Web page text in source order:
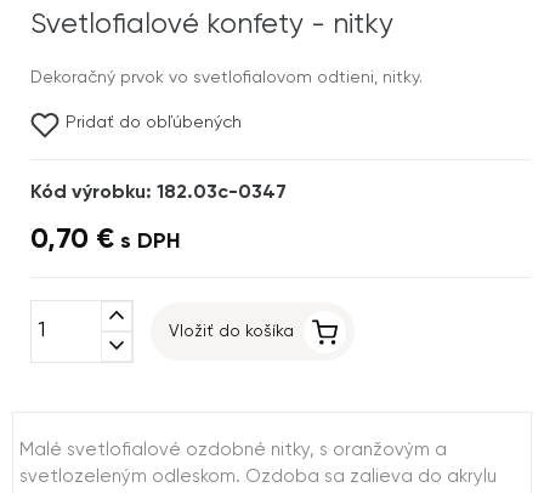
Svetlofialové konfety - nitky
Dekoračný prvok vo svetlofialovom odtieni, nitky.
Pridať do obľúbených
Kód výrobku: 182.03c-0347
0,70 € s DPH
expand_less
expand_more
Vložiť do košíka
Malé svetlofialové ozdobné nitky, s oranžovým a
svetlozeleným odleskom. Ozdoba sa zalieva do akrylu